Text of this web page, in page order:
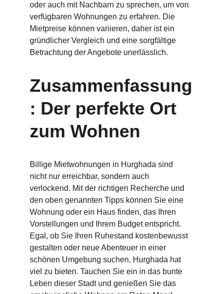
oder auch mit Nachbarn zu sprechen, um von
verfügbaren Wohnungen zu erfahren. Die
Mietpreise können variieren, daher ist ein
gründlicher Vergleich und eine sorgfältige
Betrachtung der Angebote unerlässlich.
Zusammenfassung
: Der perfekte Ort
zum Wohnen
Billige Mietwohnungen in Hurghada sind
nicht nur erreichbar, sondern auch
verlockend. Mit der richtigen Recherche und
den oben genannten Tipps können Sie eine
Wohnung oder ein Haus finden, das Ihren
Vorstellungen und Ihrem Budget entspricht.
Egal, ob Sie Ihren Ruhestand kostenbewusst
gestalten oder neue Abenteuer in einer
schönen Umgebung suchen, Hurghada hat
viel zu bieten. Tauchen Sie ein in das bunte
Leben dieser Stadt und genießen Sie das